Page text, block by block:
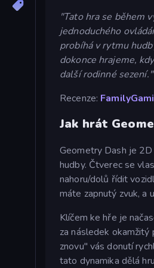
"Tato hra se během
jednoduchého
probíhá v rytmu
dokonce hrajeme,
další rodinné sezení."
Recenze:
Jak hrát
Geometry Dash je 2D
hudby. Čtverec se
nahoru/dolů řídit
máte zapnutý zvuk, a
Klíčem ke hře je
za následek
znovu" vás donutí
tato dynamika dělá